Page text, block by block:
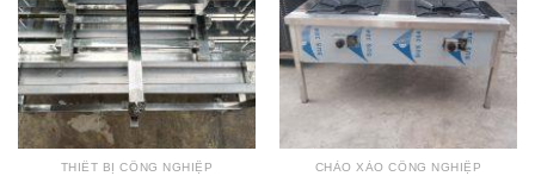
THIẾT BỊ CÔNG NGHIỆP CHẢO XÀO CÔNG NGHIỆP